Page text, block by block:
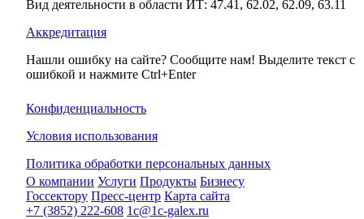
Вид деятельности в области ИТ: 47.41, 62.02, 62.09, 63.11
Аккредитация
Нашли ошибку на сайте? Сообщите нам! Выделите текст с
ошибкой и нажмите Ctrl+Enter
Конфиденциальность
Условия использования
Политика обработки персональных данных
О компании Услуги Продукты Бизнесу
Госсектору Пресс-центр Карта сайта
+7 (3852) 222-608 1c@1c-galex.ru